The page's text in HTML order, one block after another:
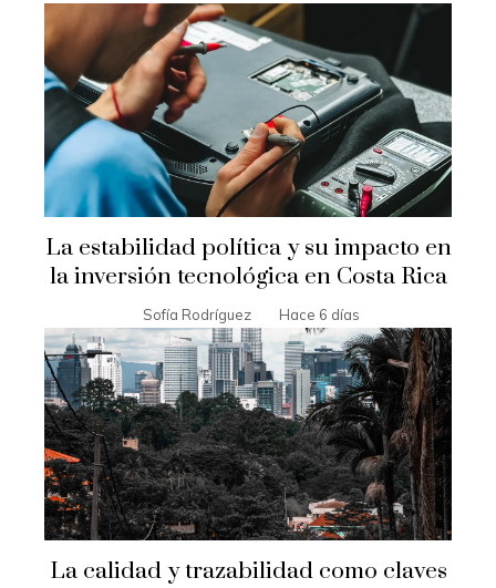
La estabilidad política y su impacto en
la inversión tecnológica en Costa Rica
Sofía Rodríguez Hace 6 días
La calidad y trazabilidad como claves